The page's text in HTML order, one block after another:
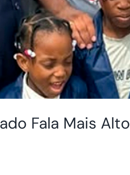
Fala Mais Alto